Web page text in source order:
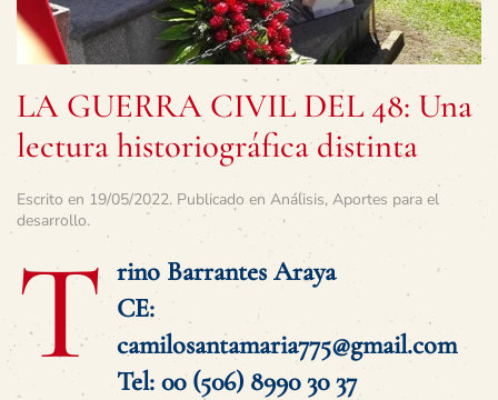
LA GUERRA CIVIL DEL 48: Una
lectura historiográfica distinta
Escrito en 19/05/2022. Publicado en Análisis, Aportes para el
desarrollo.
T rino Barrantes Araya
CE:
camilosantamaria775@gmail.com
Tel: 00 (506) 8990 30 37